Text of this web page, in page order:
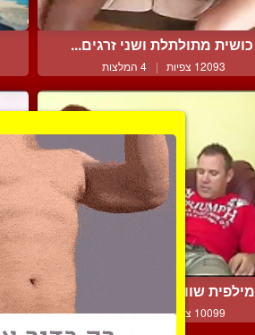
כושית מתולתלת ושני זרגים...
12093 צפיות | 4 המלצות
מילפית שווה מרפה אותו בע...
10099 צפיות | 4 המלצות